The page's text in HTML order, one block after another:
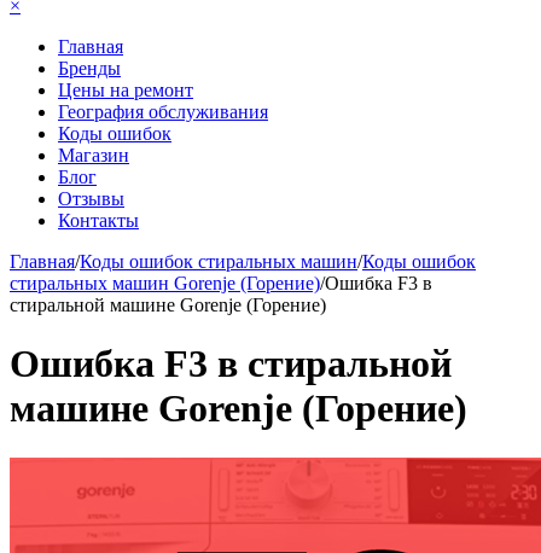
×
Главная
Бренды
Цены на ремонт
География обслуживания
Коды ошибок
Магазин
Блог
Отзывы
Контакты
Главная/Коды ошибок стиральных машин/Коды ошибок
стиральных машин Gorenje (Горение)/Ошибка F3 в
стиральной машине Gorenje (Горение)
Ошибка F3 в стиральной
машине Gorenje (Горение)